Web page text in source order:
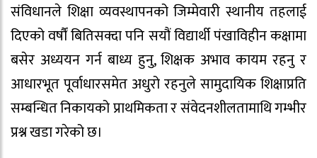
संविधानले शिक्षा व्यवस्थापनको जिम्मेवारी स्थानीय तहलाई
दिएको वर्षौं बितिसक्दा पनि सयौं विद्यार्थी पंखाविहीन कक्षामा
बसेर अध्ययन गर्न बाध्य हुनु, शिक्षक अभाव कायम रहनु र
आधारभूत पूर्वाधारसमेत अधुरो रहनुले सामुदायिक शिक्षाप्रति
सम्बन्धित निकायको प्राथमिकता र संवेदनशीलतामाथि गम्भीर
प्रश्न खडा गरेको छ।